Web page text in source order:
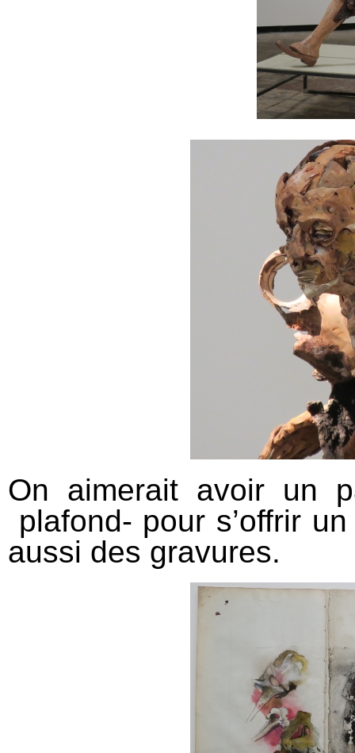
On aimerait avoir un
plafond- pour s’offrir
aussi des gravures.